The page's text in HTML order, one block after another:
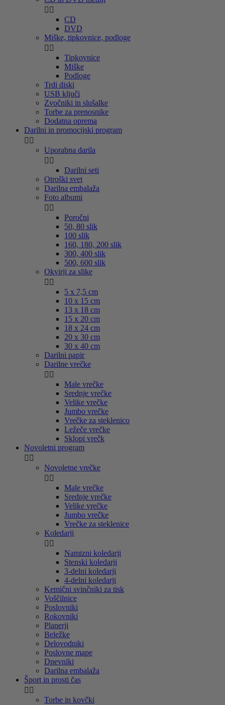
 
CD
DVD
Miške, tipkovnice, podloge
 
Tipkovnice
Miške
Podloge
Trdi diski
USB ključi
Zvočniki in slušalke
Torbe za prenosnike
Dodatna oprema
Darilni in promocijski program
 
Uporabna darila
 
Darilni seti
Otroški svet
Darilna embalaža
Foto albumi
 
Poročni
50, 80 slik
100 slik
160, 180, 200 slik
300, 400 slik
500, 600 slik
Okvirji za slike
 
5 x 7,5 cm
10 x 15 cm
13 x 18 cm
15 x 20 cm
18 x 24 cm
20 x 30 cm
30 x 40 cm
Darilni papir
Darilne vrečke
 
Male vrečke
Srednje vrečke
Velike vrečke
Jumbo vrečke
Vrečke za steklenico
Ležeče vrečke
Sklopi vrečk
Novoletni program
 
Novoletne vrečke
 
Male vrečke
Srednje vrečke
Velike vrečke
Jumbo vrečke
Vrečke za steklenice
Koledarji
 
Namizni koledarji
Stenski koledarji
3-delni koledarji
4-delni koledarji
Kemični svinčniki za tisk
Voščilnice
Poslovniki
Rokovniki
Planerji
Beležke
Delovodniki
Poslovne mape
Dnevniki
Darilna embalaža
Šport in prosti čas
 
Torbe in kovčki